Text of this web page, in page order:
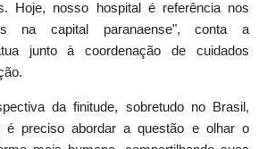
Hoje, nosso hospital é referência nos
na capital paranaense", conta a
junto à coordenação de cuidados
da finitude, sobretudo no Brasil,
é preciso abordar a questão e olhar o